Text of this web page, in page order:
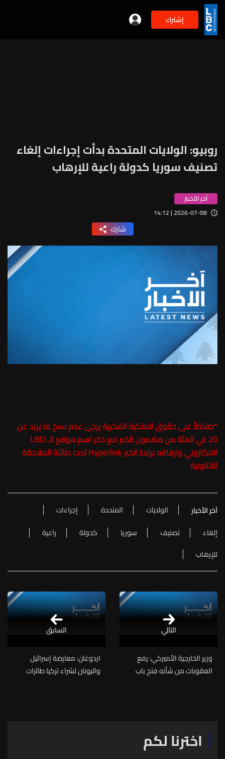
إشترك
روبيو: الولايات المتحدة بدأت إجراءات إلغاء
تصنيف سوريا كدولة راعية للإرهاب
آخر الأخبار
2026-07-08 | 14:12
شارك
*حفاظاً على حقوق الملكية الفكرية يرجى عدم نسخ ما يزيد عن
20 في المئة من مضمون الخبر مع ذكر اسم موقع الـ LBCI
الالكتروني وارفاقه برابط الخبر Hyperlink تحت طائلة الملاحقة
القانونية
آخر الأخبار الولايات المتحدة
إجراءات
إلغاء
تصنيف سوريا كدولة
راعية
للإرهاب
التالي
وزير الخارجية الأميركي: رفع
العقوبات من شأنه فتح باب
اردوغان: معارضة إسرائيل
واليونان لشراء تركيا طائرات
السابق
اخترنا لكم